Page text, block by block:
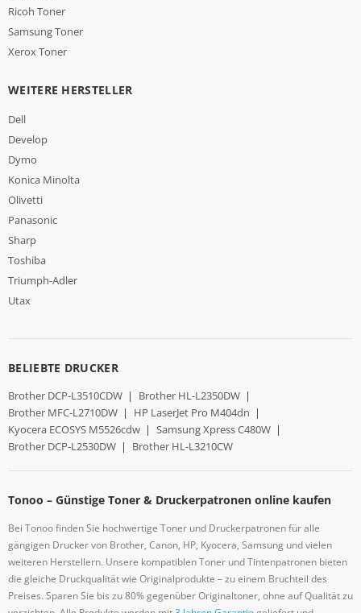
Ricoh Toner
Samsung Toner
Xerox Toner
WEITERE HERSTELLER
Dell
Develop
Dymo
Konica Minolta
Olivetti
Panasonic
Sharp
Toshiba
Triumph-Adler
Utax
BELIEBTE DRUCKER
Brother DCP-L3510CDW | Brother HL-L2350DW |
Brother MFC-L2710DW | HP LaserJet Pro M404dn |
Kyocera ECOSYS M5526cdw | Samsung Xpress C480W |
Brother DCP-L2530DW | Brother HL-L3210CW
Tonoo – Günstige Toner & Druckerpatronen online kaufen
Bei Tonoo finden Sie hochwertige Toner und Druckerpatronen für alle
gängigen Drucker von Brother, Canon, HP, Kyocera, Samsung und vielen
weiteren Herstellern. Unsere kompatiblen Toner und Tintenpatronen bieten
die gleiche Druckqualität wie Originalprodukte – zu einem Bruchteil des
Preises. Sparen Sie bis zu 80% gegenüber Originaltoner, ohne auf Qualität zu